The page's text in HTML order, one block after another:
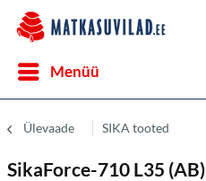
Menüü
Ülevaade SIKA tooted
SikaForce-710 L35 (AB)